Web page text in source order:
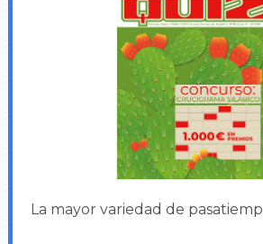
La mayor variedad de